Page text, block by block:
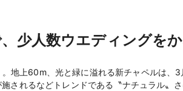
少人数ウエディングを
地上60m、光と緑に溢れる新チャペルは、3
されるなどトレンドである〝ナチュラル〟
￥99,000※土日祝休日￥165,000～
￥22,000・￥23,000